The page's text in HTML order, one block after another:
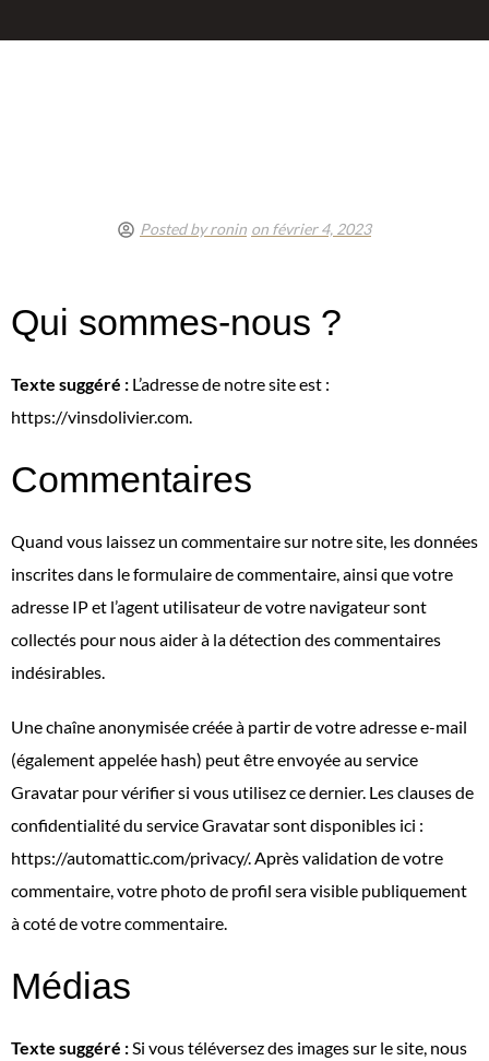
Posted byronin on février 4, 2023
Qui sommes-nous ?
Texte suggéré : L’adresse de notre site est :
https://vinsdolivier.com.
Commentaires
Quand vous laissez un commentaire sur notre site, les données
inscrites dans le formulaire de commentaire, ainsi que votre
adresse IP et l’agent utilisateur de votre navigateur sont
collectés pour nous aider à la détection des commentaires
indésirables.
Une chaîne anonymisée créée à partir de votre adresse e-mail
(également appelée hash) peut être envoyée au service
Gravatar pour vérifier si vous utilisez ce dernier. Les clauses de
confidentialité du service Gravatar sont disponibles ici :
https://automattic.com/privacy/. Après validation de votre
commentaire, votre photo de profil sera visible publiquement
à coté de votre commentaire.
Médias
Texte suggéré :Si vous téléversez des images sur le site, nous